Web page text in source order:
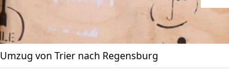
Umzug von Trier nach Regensburg